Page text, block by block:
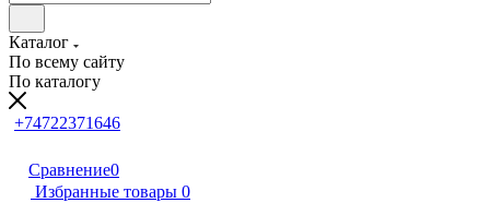
Каталог
По всему сайту
По каталогу
+74722371646
Сравнение0
Избранные товары 0